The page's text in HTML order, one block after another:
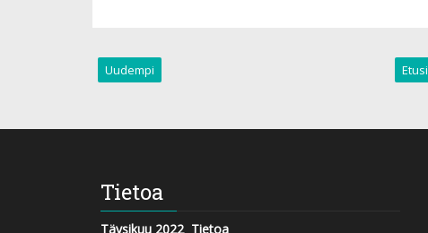
Uudempi
Tietoa
Täysikuu 2022 Tietoa